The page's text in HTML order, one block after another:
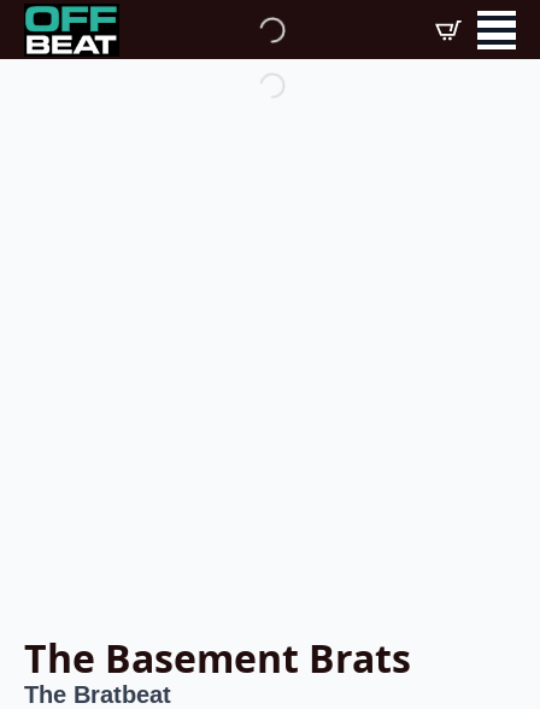
The Basement Brats
The Bratbeat